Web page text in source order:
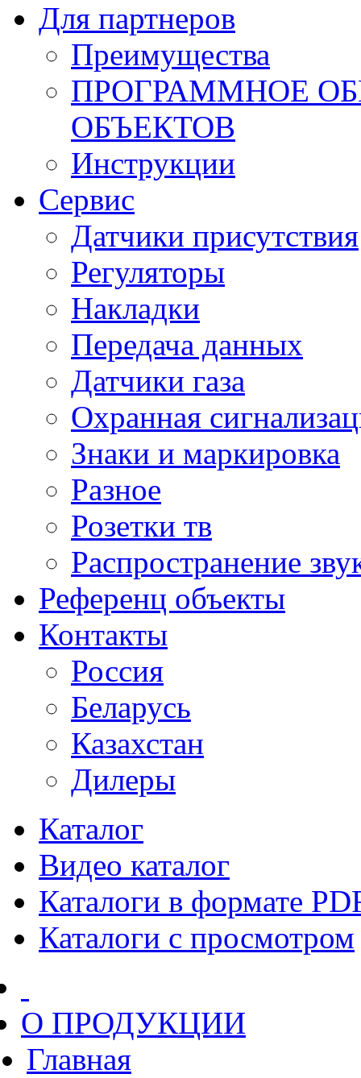
Для партнеров
Преимущества
ПРОГРАММНОЕ
ОБЪЕКТОВ
Инструкции
Сервис
Датчики присутствия
Регуляторы
Накладки
Передача данных
Датчики газа
Охранная
Знаки и маркировка
Разное
Розетки тв
Распространение
Референц объекты
Контакты
Россия
Беларусь
Казахстан
Дилеры
Каталог
Видео каталог
Каталоги в формате
Каталоги с просмотром
О ПРОДУКЦИИ
Главная